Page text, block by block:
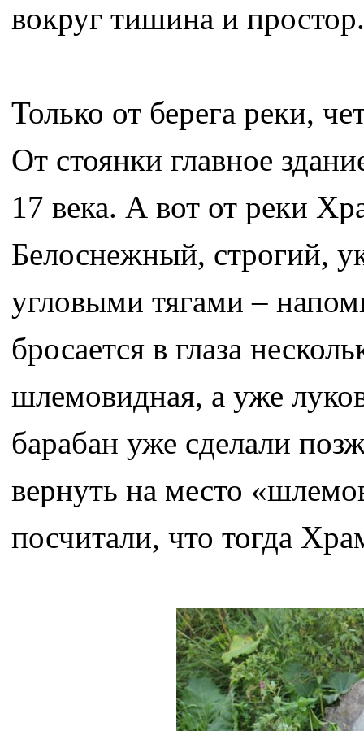
вокруг тишина и простор.
Только от берега реки,
От стоянки главное
17 века. А вот от реки
Белоснежный, строгий,
угловыми тягами –
бросается в глаза
шлемовидная, а уже
барабан уже сделали
вернуть на место
посчитали, что тогда